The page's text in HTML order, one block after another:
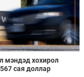
мэндэд хохирол
сая доллар